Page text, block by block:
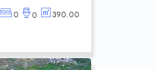
0 0 390.00